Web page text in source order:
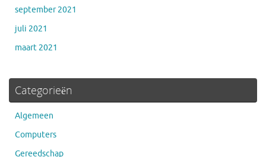
september 2021
juli 2021
maart 2021
Categorieën
Algemeen
Computers
Gereedschap